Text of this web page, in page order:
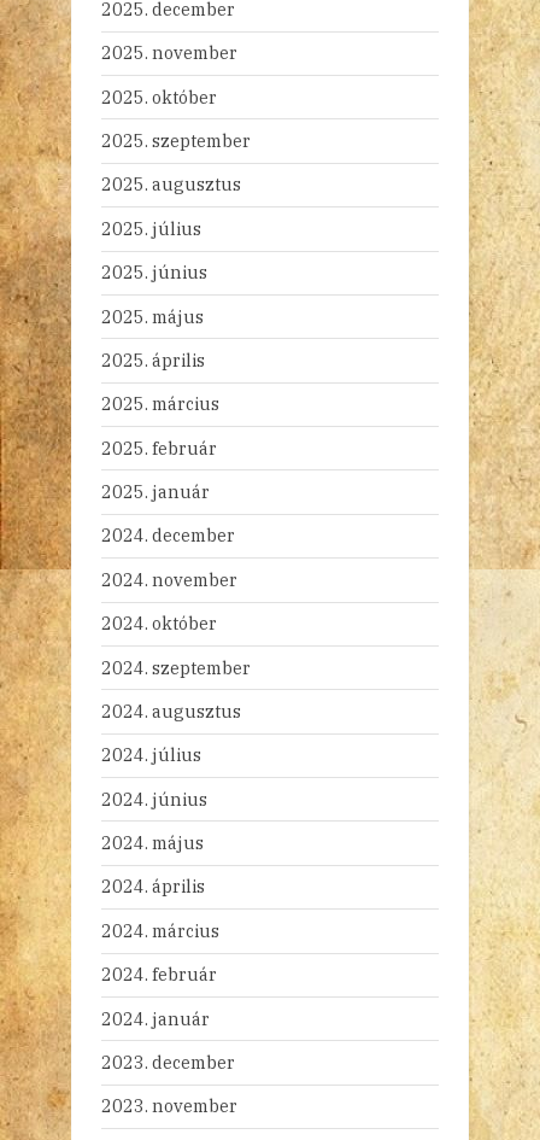
2025. december
2025. november
2025. október
2025. szeptember
2025. augusztus
2025. július
2025. június
2025. május
2025. április
2025. március
2025. február
2025. január
2024. december
2024. november
2024. október
2024. szeptember
2024. augusztus
2024. július
2024. június
2024. május
2024. április
2024. március
2024. február
2024. január
2023. december
2023. november